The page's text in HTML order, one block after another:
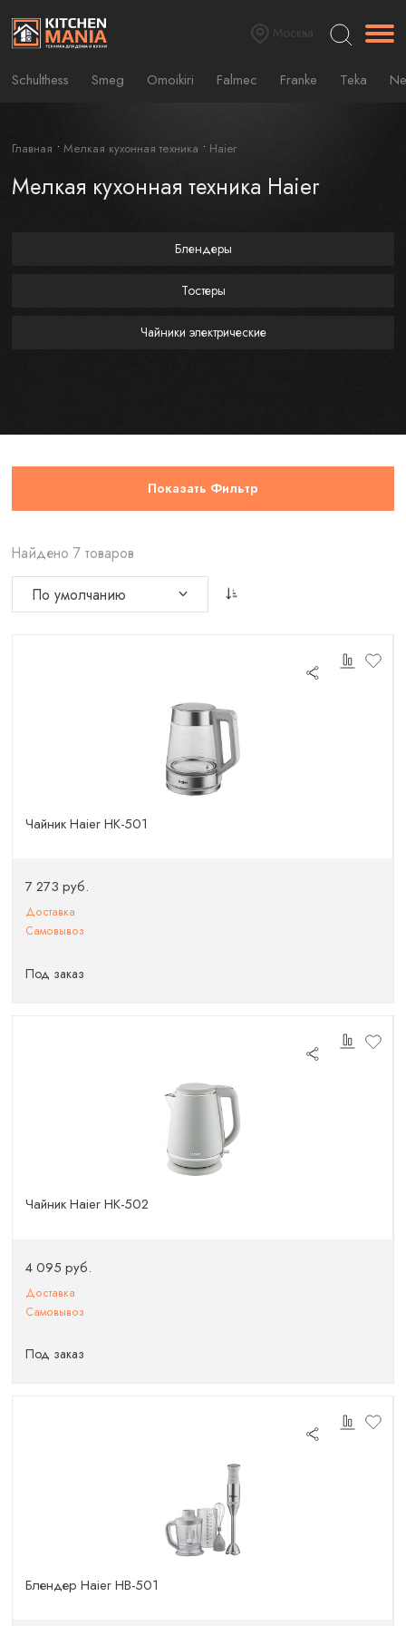
Москва
Schulthess Smeg Omoikiri Falmec Franke Teka
Главная Мелкая кухонная техника Haier
Мелкая кухонная техника Haier
Блендеры
Тостеры
Чайники электрические
Показать Фильтр
Найдено 7 товаров
Чайник Haier HK-501
7 273 руб.
Доставка
Самовывоз
Под заказ
Чайник Haier HK-502
4 095 руб.
Доставка
Самовывоз
Под заказ
Блендер Haier HB-501